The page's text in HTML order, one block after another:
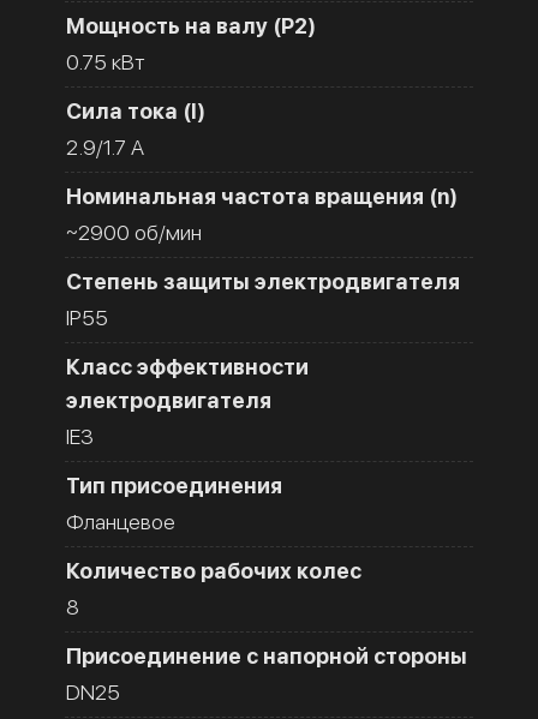
Мощность на валу (Р2)
0.75 кВт
Сила тока (I)
2.9/1.7 A
Номинальная частота вращения (n)
~2900 об/мин
Степень защиты электродвигателя
IP55
Класс эффективности
электродвигателя
IE3
Тип присоединения
Фланцевое
Количество рабочих колес
8
Присоединение с напорной стороны
DN25